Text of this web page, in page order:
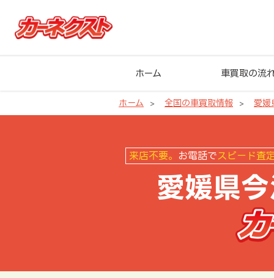
ホーム 車買取の流
ホーム 全国の車買取情報 愛媛
来店不要。 お電話で スピード査
愛媛県